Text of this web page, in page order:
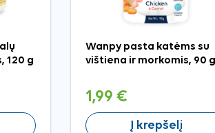
120 g
Wanpy pasta katėms su
vištiena ir morkomis, 90 g
1,99 €
Į krepšelį